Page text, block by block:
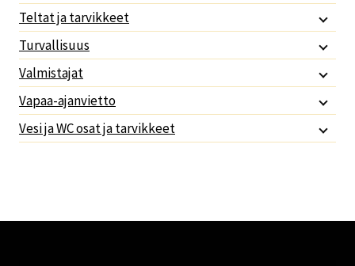
Teltat ja tarvikkeet
Turvallisuus
Valmistajat
Vapaa-ajanvietto
Vesi ja WC osat ja tarvikkeet